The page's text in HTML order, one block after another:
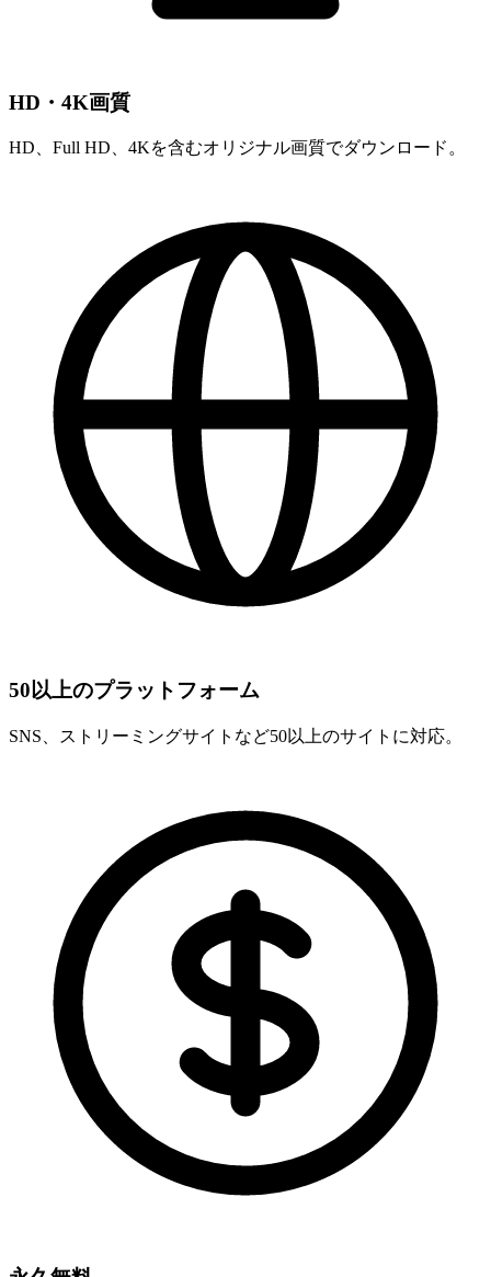
HD・4K画質
HD、Full HD、4Kを含むオリジナル画質でダウンロード。
50以上のプラットフォーム
SNS、ストリーミングサイトなど50以上のサイトに対応。